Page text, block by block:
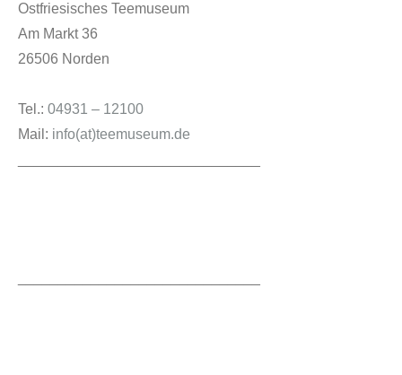
Ostfriesisches Teemuseum
Am Markt 36
26506 Norden
Tel.: 04931 – 12100
Mail: info(at)teemuseum.de